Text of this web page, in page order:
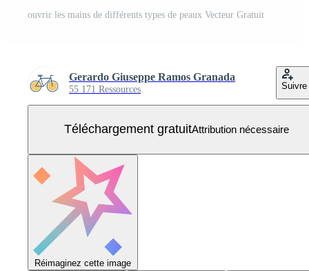
ouvrir les mains de différents types de peaux Vecteur Gratuit
Gerardo Giuseppe Ramos Granada
55 171 Ressources Suivre
Téléchargement gratuitAttribution nécessaire
Réimaginez cette image